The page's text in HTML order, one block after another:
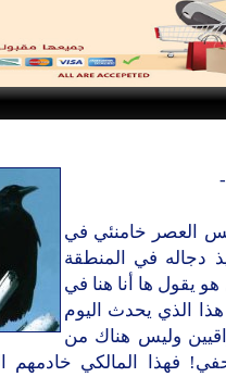
-
العصر خامنئي في
دجاله في المنطقة
يقول ها أنا هنا في
الذي يحدث اليوم
وليس هناك من
فهذا المالكي خادمهم